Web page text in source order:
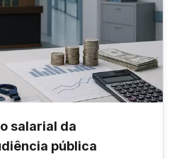
salarial da
pública